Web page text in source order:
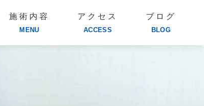
施術内容
MENU
アクセス
ACCESS
ブログ
BLOG